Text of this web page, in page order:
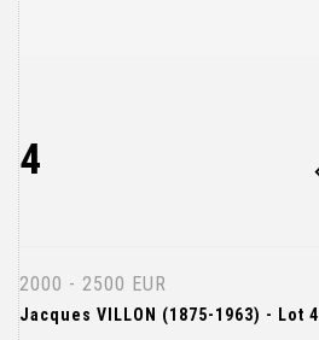
4
2000 - 2500 EUR
Jacques VILLON (1875-1963) - Lot 4